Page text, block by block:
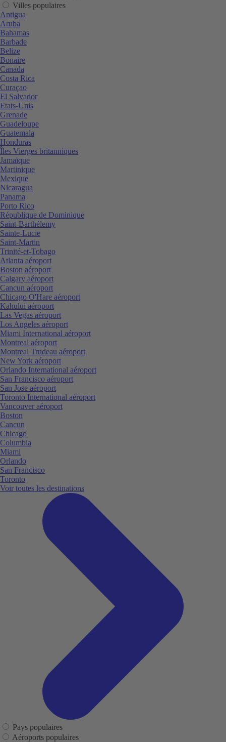
Villes populaires
Antigua
Aruba
Bahamas
Barbade
Belize
Bonaire
Canada
Costa Rica
Curaçao
El Salvador
Etats-Unis
Grenade
Guadeloupe
Guatemala
Honduras
Îles Vierges britanniques
Jamaïque
Martinique
Mexique
Nicaragua
Panama
Porto Rico
République de Dominique
Saint-Barthélemy
Sainte-Lucie
Saint-Martin
Trinité-et-Tobago
Atlanta aéroport
Boston aéroport
Calgary aéroport
Cancun aéroport
Chicago O'Hare aéroport
Kahului aéroport
Las Vegas aéroport
Los Angeles aéroport
Miami International aéroport
Montreal aéroport
Montreal Trudeau aéroport
New York aéroport
Orlando International aéroport
San Francisco aéroport
San Jose aéroport
Toronto International aéroport
Vancouver aéroport
Boston
Cancun
Chicago
Columbia
Miami
Orlando
San Francisco
Toronto
Voir toutes les destinations
Pays populaires
Aéroports populaires